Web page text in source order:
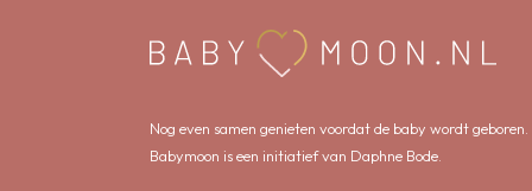
Nog even samen genieten voordat de baby wordt geboren.
Babymoon is een initiatief van Daphne Bode.